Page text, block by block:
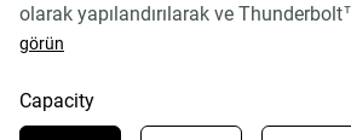
olarak yapılandırılarak ve
görün
Capacity